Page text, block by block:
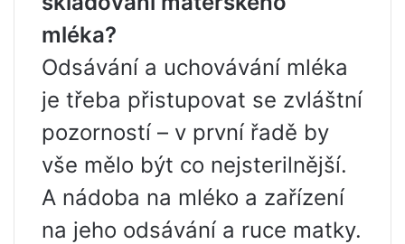
mléka?
Odsávání a uchovávání mléka
je třeba přistupovat se zvláštní
pozorností – v první řadě by
vše mělo být co nejsterilnější.
A nádoba na mléko a zařízení
na jeho odsávání a ruce matky.